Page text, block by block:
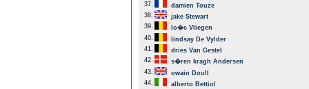
37.
damien Touze
38.
jake Stewart
39.
lo�c Vliegen
40.
lindsay De Vylder
41.
dries Van Gestel
42.
s�ren kragh Andersen
43.
owain Doull
44.
alberto Bettiol